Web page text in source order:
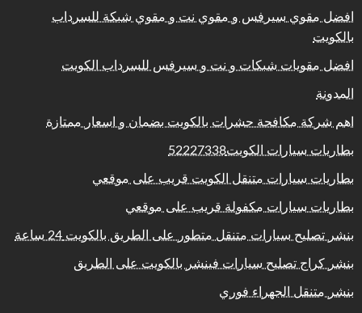
افضل مقوي سيرفس و مقوي نت و مقوي شبكة للسرداب
بالكويت
افضل مقويات شبكات و نت و سيرفس للسرداب الكويت
المدونة
اهم شركة مكافحة حشرات بالكويت بضمان و اسعار ممتازة
بطاريات سيارات الكويت52227338
بطاريات سيارات متنقل الكويت قريب على موقعي
بطاريات سيارات مكفولة قريب على موقعي
بنشر تصليح سيارات متنقل متطور على الطريق بالكويت 24 ساعة
بنشر كراج تصليح سيارات فينشر بالكويت على الطريق
بنشر متنقل الجهراء فوري